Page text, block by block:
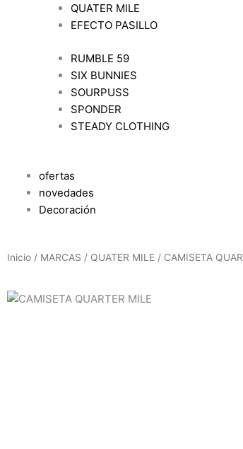
QUATER MILE
EFECTO PASILLO
RUMBLE 59
SIX BUNNIES
SOURPUSS
SPONDER
STEADY CLOTHING
ofertas
novedades
Decoración
Inicio / MARCAS / QUATER MILE / CAMISETA